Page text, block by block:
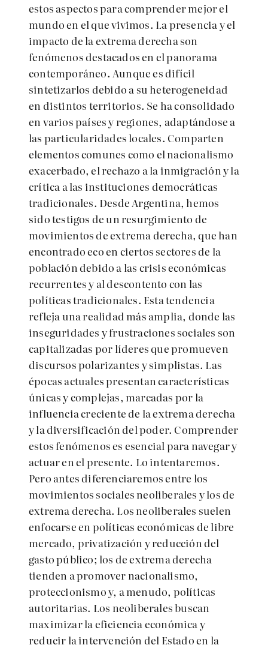
estos aspectos para comprender mejor el
mundo en el que vivimos. La presencia y el
impacto de la extrema derecha son
fenómenos destacados en el panorama
contemporáneo. Aunque es difícil
sintetizarlos debido a su heterogeneidad
en distintos territorios. Se ha consolidado
en varios países y regiones, adaptándose a
las particularidades locales. Comparten
elementos comunes como el nacionalismo
exacerbado, el rechazo a la inmigración y la
crítica a las instituciones democráticas
tradicionales. Desde Argentina, hemos
sido testigos de un resurgimiento de
movimientos de extrema derecha, que han
encontrado eco en ciertos sectores de la
población debido a las crisis económicas
recurrentes y al descontento con las
políticas tradicionales. Esta tendencia
refleja una realidad más amplia, donde las
inseguridades y frustraciones sociales son
capitalizadas por líderes que promueven
discursos polarizantes y simplistas. Las
épocas actuales presentan características
únicas y complejas, marcadas por la
influencia creciente de la extrema derecha
y la diversificación del poder. Comprender
estos fenómenos es esencial para navegar y
actuar en el presente. Lo intentaremos.
Pero antes diferenciaremos entre los
movimientos sociales neoliberales y los de
extrema derecha. Los neoliberales suelen
enfocarse en políticas económicas de libre
mercado, privatización y reducción del
gasto público; los de extrema derecha
tienden a promover nacionalismo,
proteccionismo y, a menudo, políticas
autoritarias. Los neoliberales buscan
maximizar la eficiencia económica y
reducir la intervención del Estado en la